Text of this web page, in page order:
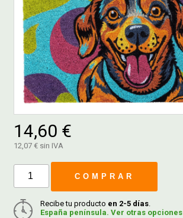
14,60 €
12,07 € sin IVA
COMPRAR
Recibe tu producto en 2-5 días.
España península. Ver otras opciones
BLOG
CONTACTAR
CATÁLOGOS